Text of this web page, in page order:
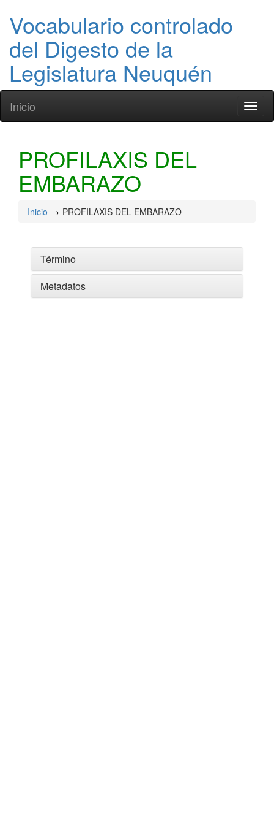
Vocabulario controlado
del Digesto de la
Legislatura Neuquén
Inicio
PROFILAXIS DEL
EMBARAZO
Inicio PROFILAXIS DEL EMBARAZO
Término
Metadatos